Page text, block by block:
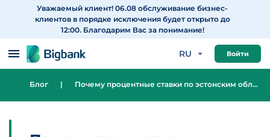
Перейти к содержанию
Уважаемый клиент! 06.08 обслуживание бизнес-
клиентов в порядке исключения будет открыто до
12:00. Благодарим Вас за понимание!
RU Войти
Блог | Почему процентные ставки по эстонским облигациям так сильно различаются?